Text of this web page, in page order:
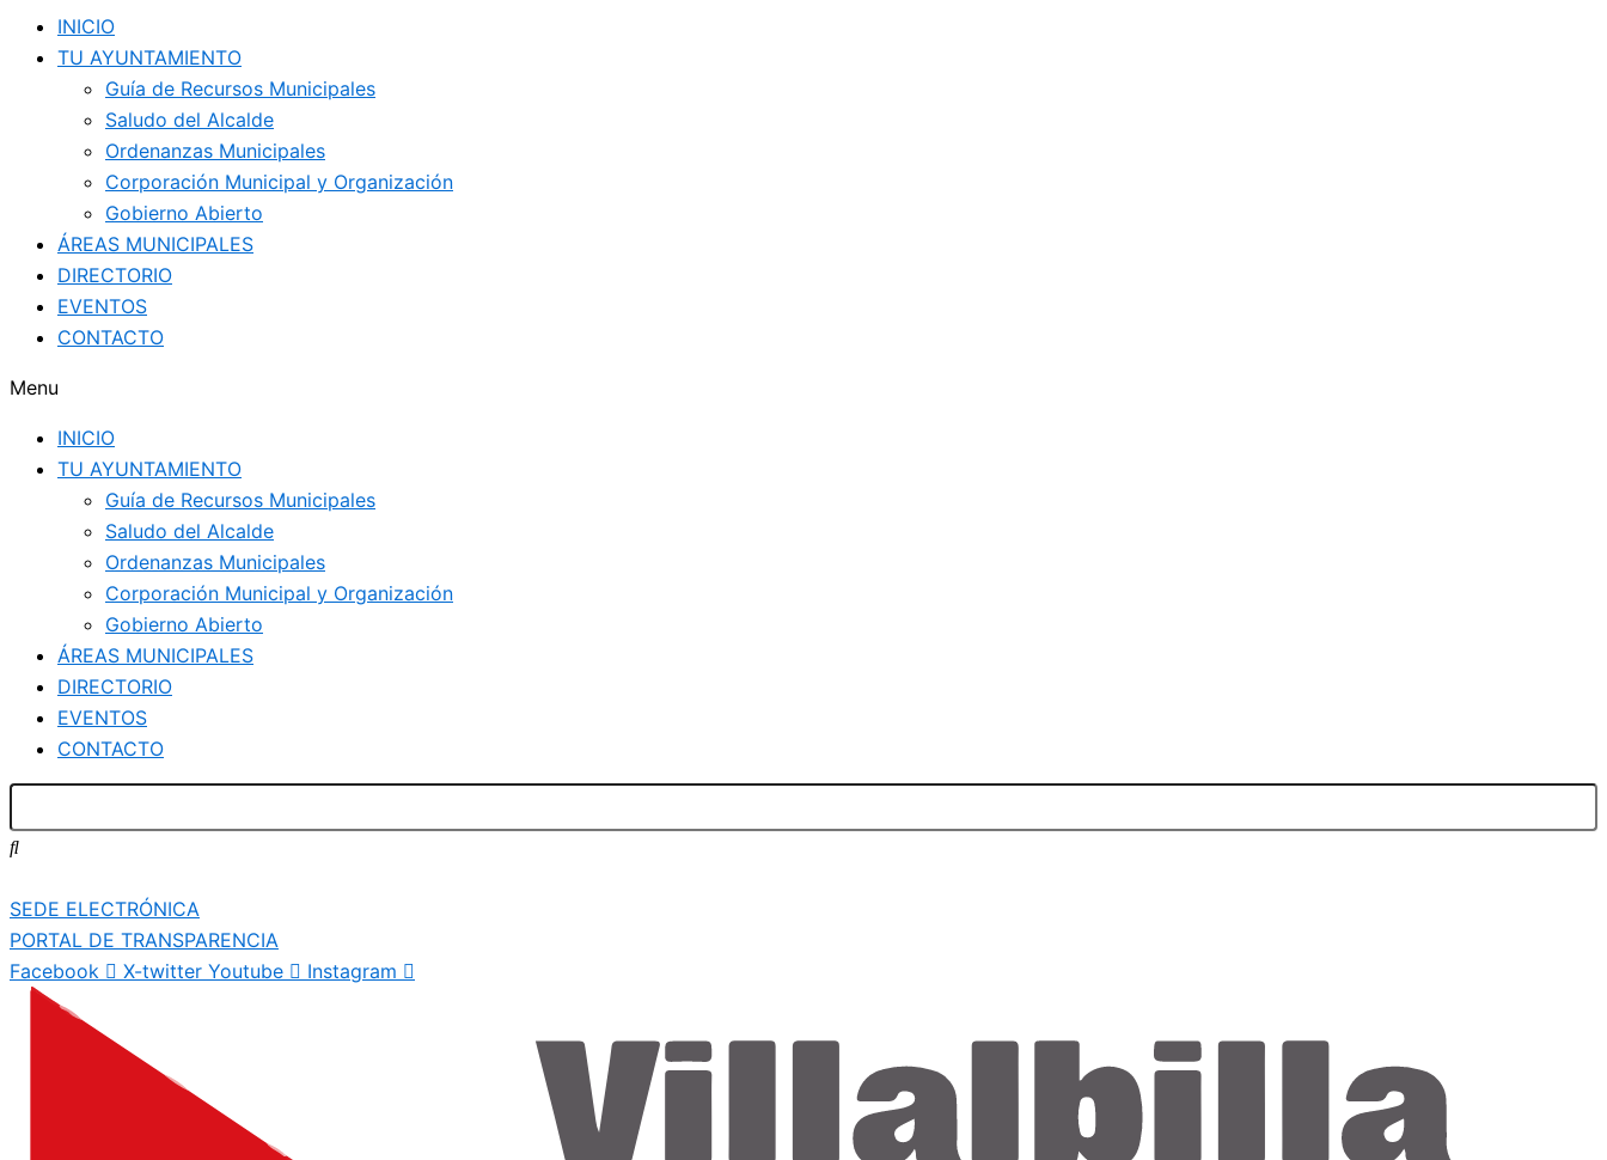
INICIO
TU AYUNTAMIENTO
Guía de Recursos Municipales
Saludo del Alcalde
Ordenanzas Municipales
Corporación Municipal y Organización
Gobierno Abierto
ÁREAS MUNICIPALES
DIRECTORIO
EVENTOS
CONTACTO
Menu
INICIO
TU AYUNTAMIENTO
Guía de Recursos Municipales
Saludo del Alcalde
Ordenanzas Municipales
Corporación Municipal y Organización
Gobierno Abierto
ÁREAS MUNICIPALES
DIRECTORIO
EVENTOS
CONTACTO
SEDE ELECTRÓNICA
PORTAL DE TRANSPARENCIA
Facebook
X-twitter Youtube Instagram